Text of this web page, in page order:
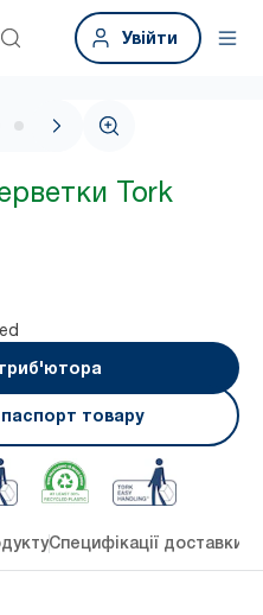
Увійти
Tork
товару
Специфікації доставки